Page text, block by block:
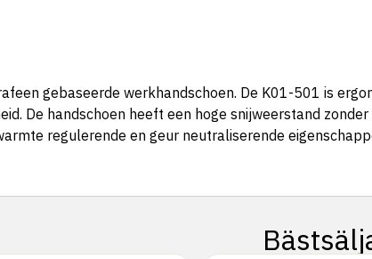
gebaseerde werkhandschoen. De K01-501 is
De handschoen heeft een hoge snijweerstand
regulerende en geur neutraliserende